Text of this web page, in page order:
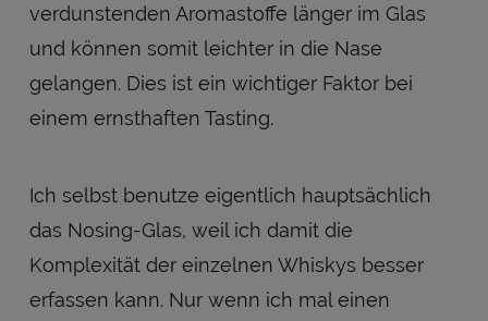
verdunstenden Aromastoffe länger im Glas
und können somit leichter in die Nase
gelangen. Dies ist ein wichtiger Faktor bei
einem ernsthaften Tasting.
Ich selbst benutze eigentlich hauptsächlich
das Nosing-Glas, weil ich damit die
Komplexität der einzelnen Whiskys besser
erfassen kann. Nur wenn ich mal einen